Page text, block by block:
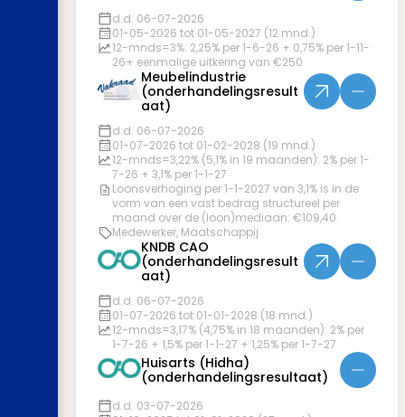
d.d. 06-07-2026
01-05-2026 tot 01-05-2027 (12 mnd.)
12-mnds=3%: 2,25% per 1-6-26 + 0,75% per 1-11-
26+ eenmalige uitkering van €250
Meubelindustrie
(onderhandelingsresult
aat)
d.d. 06-07-2026
01-07-2026 tot 01-02-2028 (19 mnd.)
12-mnds=3,22% (5,1% in 19 maanden): 2% per 1-
7-26 + 3,1% per 1-1-27
Loonsverhoging per 1-1-2027 van 3,1% is in de
vorm van een vast bedrag structureel per
maand over de (loon)mediaan: €109,40.
Medewerker, Maatschappij
KNDB CAO
(onderhandelingsresult
aat)
d.d. 06-07-2026
01-07-2026 tot 01-01-2028 (18 mnd.)
12-mnds=3,17% (4,75% in 18 maanden): 2% per
1-7-26 + 1,5% per 1-1-27 + 1,25% per 1-7-27
Huisarts (Hidha)
(onderhandelingsresultaat)
d.d. 03-07-2026